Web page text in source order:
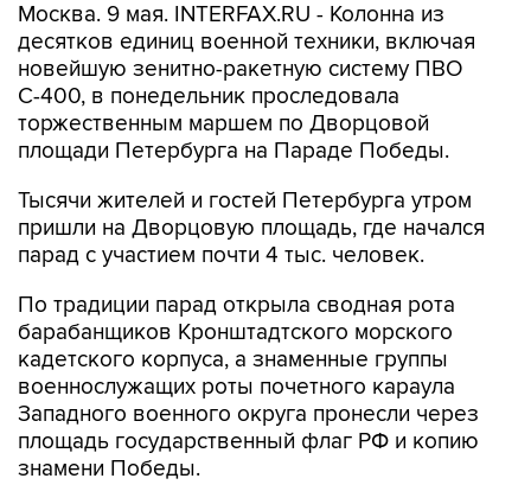
Москва. 9 мая. INTERFAX.RU - Колонна из
десятков единиц военной техники, включая
новейшую зенитно-ракетную систему ПВО
С-400, в понедельник проследовала
торжественным маршем по Дворцовой
площади Петербурга на Параде Победы.
Тысячи жителей и гостей Петербурга утром
пришли на Дворцовую площадь, где начался
парад с участием почти 4 тыс. человек.
По традиции парад открыла сводная рота
барабанщиков Кронштадтского морского
кадетского корпуса, а знаменные группы
военнослужащих роты почетного караула
Западного военного округа пронесли через
площадь государственный флаг РФ и копию
знамени Победы.